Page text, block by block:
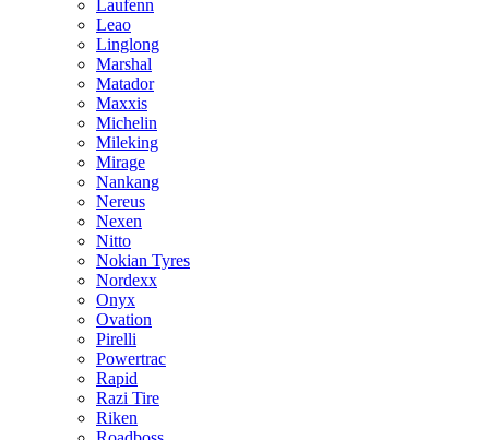
Laufenn
Leao
Linglong
Marshal
Matador
Maxxis
Michelin
Mileking
Mirage
Nankang
Nereus
Nexen
Nitto
Nokian Tyres
Nordexx
Onyx
Ovation
Pirelli
Powertrac
Rapid
Razi Tire
Riken